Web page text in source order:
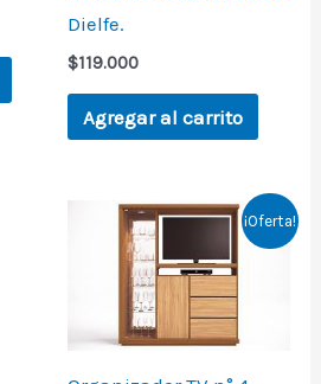
Dielfe.
$119.000
Agregar al carrito
¡Oferta!
Original
price
was:
$737.133.
Current
price
is:
$589.706.